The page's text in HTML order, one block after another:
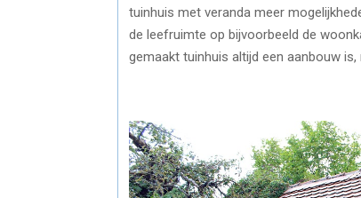
tuinhuis met veranda meer
de leefruimte op bijvoorbeeld de
gemaakt tuinhuis altijd een aanbouw